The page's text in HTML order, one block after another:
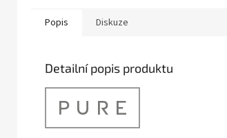
Popis Diskuze
Detailní popis produktu